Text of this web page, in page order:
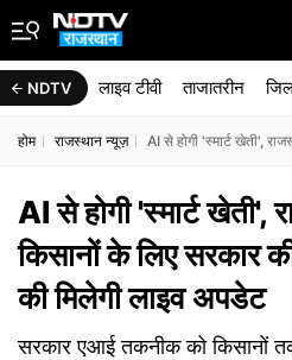
NDTV लाइव टीवी ताजातरीन
होम राजस्थान न्यूज़ AI से होगी 'स्मार्ट खेती',
AI से होगी 'स्मार्ट
किसानों के लिए सरकार
की मिलेगी लाइव अपडेट
सरकार एआई तकनीक को किसानों